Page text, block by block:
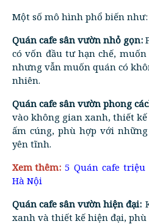
Một số mô hình phổ biến như:
Quán cafe sân vườn nhỏ gọn:
có vốn đầu tư hạn chế,
nhưng vẫn muốn quán có
nhiên.
Quán cafe sân vườn phong
vào không gian xanh, thiết kế
ấm cúng, phù hợp với
yên tĩnh.
Xem thêm: 5 Quán cafe
Hà Nội
Quán cafe sân vườn hiện đại:
xanh và thiết kế hiện đại,